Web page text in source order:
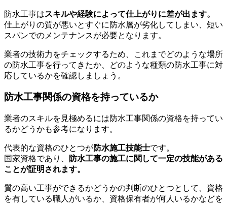
防水工事はスキルや経験によって仕上がりに差が出ます。
仕上がりの質が悪いとすぐに防水層が劣化してしまい、短い
スパンでのメンテナンスが必要となります。
業者の技術力をチェックするため、これまでどのような場所
の防水工事を行ってきたか、どのような種類の防水工事に対
応しているかを確認しましょう。
防水工事関係の資格を持っているか
業者のスキルを見極めるには防水工事関係の資格を持ってい
るかどうかも参考になります。
代表的な資格のひとつが防水施工技能士です。
国家資格であり、
防水工事の施工に関して一定の技能がある
ことが証明されます。
質の高い工事ができるかどうかの判断のひとつとして、資格
を有している職人がいるか、資格保有者が何人いるかなどを